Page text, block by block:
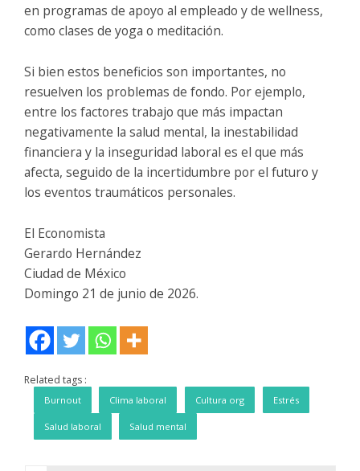
en programas de apoyo al empleado y de wellness,
como clases de yoga o meditación.
Si bien estos beneficios son importantes, no
resuelven los problemas de fondo. Por ejemplo,
entre los factores trabajo que más impactan
negativamente la salud mental, la inestabilidad
financiera y la inseguridad laboral es el que más
afecta, seguido de la incertidumbre por el futuro y
los eventos traumáticos personales.
El Economista
Gerardo Hernández
Ciudad de México
Domingo 21 de junio de 2026.
Related tags :
Burnout Clima laboral Cultura org Estrés
Salud laboral Salud mental